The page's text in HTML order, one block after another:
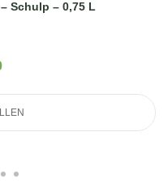
Schulp – 0,75 L